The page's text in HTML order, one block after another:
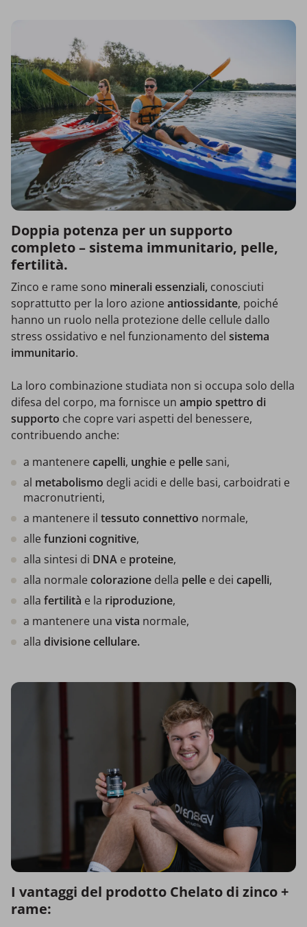
Doppia potenza per un supporto
completo – sistema immunitario, pelle,
fertilità.
Zinco e rame sono minerali essenziali, conosciuti
soprattutto per la loro azione antiossidante, poiché
hanno un ruolo nella protezione delle cellule dallo
stress ossidativo e nel funzionamento del sistema
immunitario.
La loro combinazione studiata non si occupa solo della
difesa del corpo, ma fornisce un ampio spettro di
supporto che copre vari aspetti del benessere,
contribuendo anche:
a mantenere capelli, unghie e pelle sani,
al metabolismo degli acidi e delle basi, carboidrati e
macronutrienti,
a mantenere il tessuto connettivo normale,
alle funzioni cognitive,
alla sintesi di DNA e proteine,
alla normale colorazione della pelle e dei capelli,
alla fertilità e la riproduzione,
a mantenere una vista normale,
alla divisione cellulare.
I vantaggi del prodotto Chelato di zinco +
rame: